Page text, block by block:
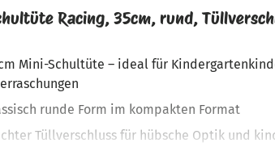
Racing, 35cm, rund,
Mini-Schultüte – ideal für
runde Form im kompakten Format
Tüllverschluss für hübsche Optik und